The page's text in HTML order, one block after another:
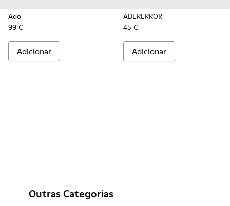
Ado
99 €
Adicionar
ADERERROR
45 €
Adicionar
Outras Categorias